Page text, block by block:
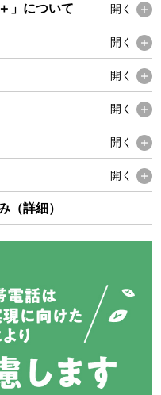
」について 開く
開く
開く
開く
開く
開く
（詳細）